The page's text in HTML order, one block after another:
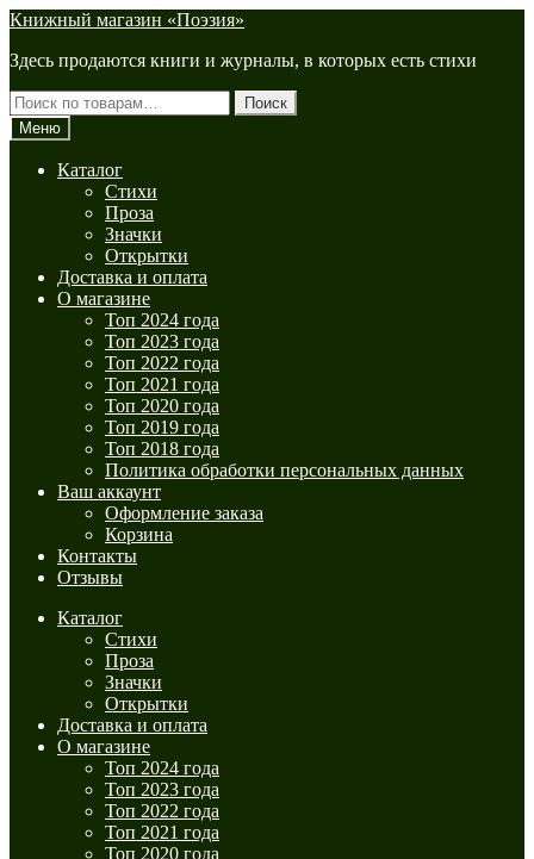
Перейти
навигации
Перейти
содержимому
Книжный магазин «Поэзия»
Здесь продаются книги и журналы, в которых есть стихи
Искать:
Поиск
Меню
Каталог
Стихи
Проза
Значки
Открытки
Доставка и оплата
О магазине
Топ 2024 года
Топ 2023 года
Топ 2022 года
Топ 2021 года
Топ 2020 года
Топ 2019 года
Топ 2018 года
Политика обработки персональных данных
Ваш аккаунт
Оформление заказа
Корзина
Контакты
Отзывы
Каталог
Стихи
Проза
Значки
Открытки
Доставка и оплата
О магазине
Топ 2024 года
Топ 2023 года
Топ 2022 года
Топ 2021 года
Топ 2020 года